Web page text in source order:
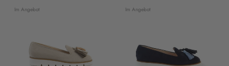
Im Angebot Im Angebot